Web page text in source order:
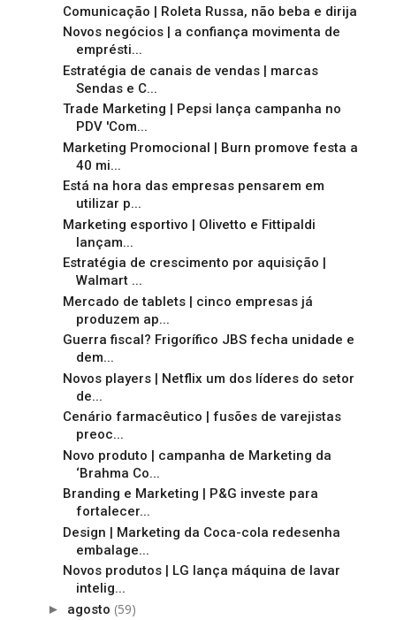
Comunicação | Roleta Russa, não beba e dirija
Novos negócios | a confiança movimenta de
emprésti...
Estratégia de canais de vendas | marcas
Sendas e C...
Trade Marketing | Pepsi lança campanha no
PDV 'Com...
Marketing Promocional | Burn promove festa a
40 mi...
Está na hora das empresas pensarem em
utilizar p...
Marketing esportivo | Olivetto e Fittipaldi
lançam...
Estratégia de crescimento por aquisição |
Walmart ...
Mercado de tablets | cinco empresas já
produzem ap...
Guerra fiscal? Frigorífico JBS fecha unidade e
dem...
Novos players | Netflix um dos líderes do setor
de...
Cenário farmacêutico | fusões de varejistas
preoc...
Novo produto | campanha de Marketing da
‘Brahma Co...
Branding e Marketing | P&G investe para
fortalecer...
Design | Marketing da Coca-cola redesenha
embalage...
Novos produtos | LG lança máquina de lavar
intelig...
► agosto (59)